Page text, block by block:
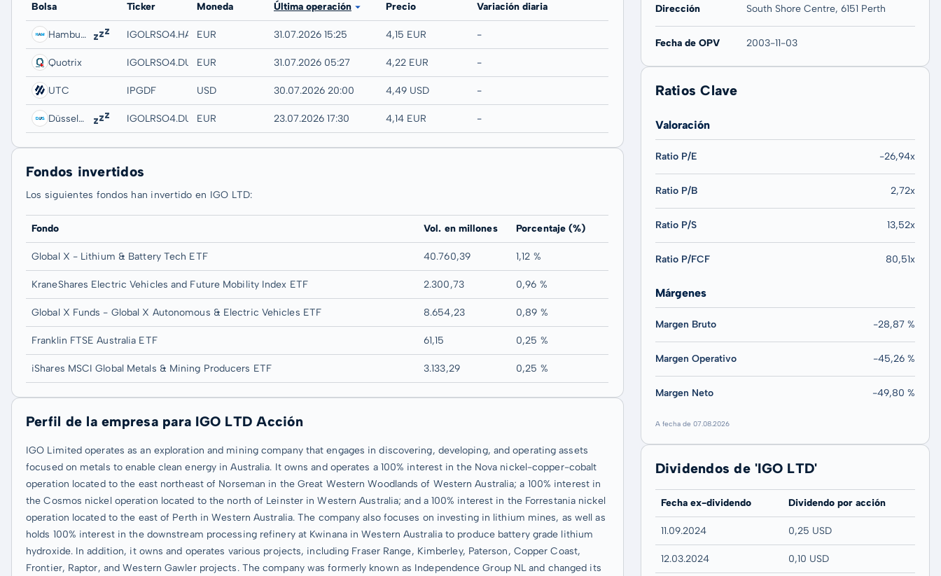
Bolsa Ticker Moneda Última operación Precio Variación diaria
Hamburg IGOLRSO4.HAMBEUR 31.07.2026 15:25 4,15 EUR -
Quotrix IGOLRSO4.DUSDEUR 31.07.2026 05:27 4,22 EUR -
UTC IPGDF USD 30.07.2026 20:00 4,49 USD -
Düsseldorf IGOLRSO4.DUSBEUR 23.07.2026 17:30 4,14 EUR -
Fondos invertidos
Los siguientes fondos han invertido en IGO LTD:
Fondo Vol. en millones Porcentaje (%)
Global X - Lithium & Battery Tech ETF 40.760,39 1,12 %
KraneShares Electric Vehicles and Future Mobility Index ETF 2.300,73 0,96 %
Global X Funds - Global X Autonomous & Electric Vehicles ETF 8.654,23 0,89 %
Franklin FTSE Australia ETF 61,15 0,25 %
iShares MSCI Global Metals & Mining Producers ETF 3.133,29 0,25 %
Perfil de la empresa para IGO LTD Acción
IGO Limited operates as an exploration and mining company that engages in discovering, developing, and operating assets
focused on metals to enable clean energy in Australia. It owns and operates a 100% interest in the Nova nickel-copper-cobalt
operation located to the east northeast of Norseman in the Great Western Woodlands of Western Australia; a 100% interest in
the Cosmos nickel operation located to the north of Leinster in Western Australia; and a 100% interest in the Forrestania nickel
operation located to the east of Perth in Western Australia. The company also focuses on investing in lithium mines, as well as
holds 100% interest in the downstream processing refinery at Kwinana in Western Australia to produce battery grade lithium
hydroxide. In addition, it owns and operates various projects, including Fraser Range, Kimberley, Paterson, Copper Coast,
Frontier, Raptor, and Western Gawler projects. The company was formerly known as Independence Group NL and changed its
Dirección South Shore Centre, 6151 Perth
Fecha de OPV 2003-11-03
Ratios Clave
Valoración
Ratio P/E -26,94x
Ratio P/B 2,72x
Ratio P/S 13,52x
Ratio P/FCF 80,51x
Márgenes
Margen Bruto -28,87 %
Margen Operativo -45,26 %
Margen Neto -49,80 %
A fecha de 07.08.2026
Dividendos de 'IGO LTD'
Fecha ex-dividendo Dividendo por acción
11.09.2024 0,25 USD
12.03.2024 0,10 USD